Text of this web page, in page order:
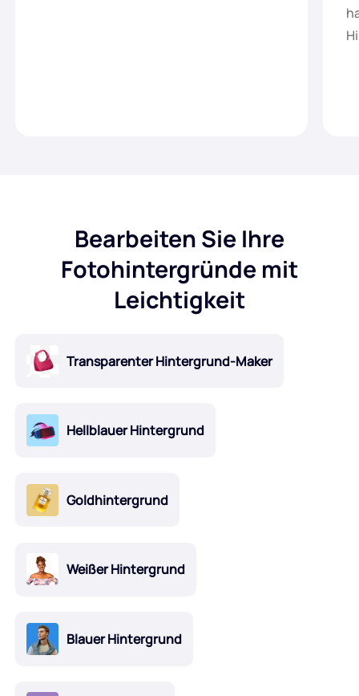
Bearbeiten Sie Ihre
Fotohintergründe mit
Leichtigkeit
Transparenter Hintergrund-Maker
Hellblauer Hintergrund
Goldhintergrund
Weißer Hintergrund
Blauer Hintergrund